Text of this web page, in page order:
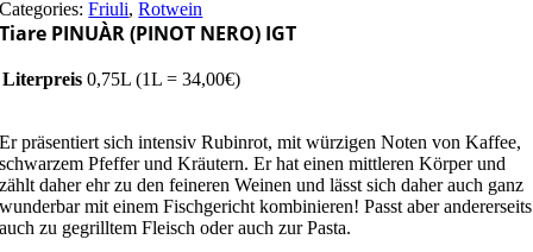
Categories:Friuli,Rotwein
Tiare PINUÀR (PINOT NERO) IGT
Literpreis 0,75L (1L = 34,00€)
Er präsentiert sich intensiv Rubinrot, mit würzigen Noten von Kaffee,
schwarzem Pfeffer und Kräutern. Er hat einen mittleren Körper und
zählt daher ehr zu den feineren Weinen und lässt sich daher auch ganz
wunderbar mit einem Fischgericht kombinieren! Passt aber andererseits
auch zu gegrilltem Fleisch oder auch zur Pasta.